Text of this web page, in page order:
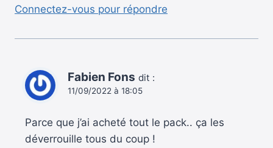
Connectez-vous pour répondre
Fabien Fons dit :
11/09/2022 à 18:05
Parce que j’ai acheté tout le pack.. ça les
déverrouille tous du coup !